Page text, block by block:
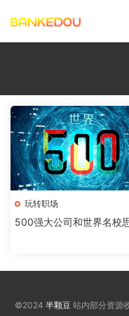
玩转职场
500强大公司和世界名校
©2024 半颗豆站内部分资源